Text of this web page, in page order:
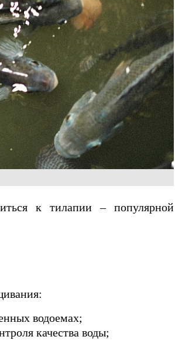
к тилапии – популярной
водоемах;
качества воды;